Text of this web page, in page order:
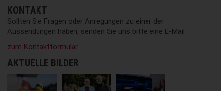
KONTAKT
Sollten Sie Fragen oder Anregungen zu einer der
Aussendungen haben, senden Sie uns bitte eine E-Mail:
zum Kontaktformular
AKTUELLE BILDER